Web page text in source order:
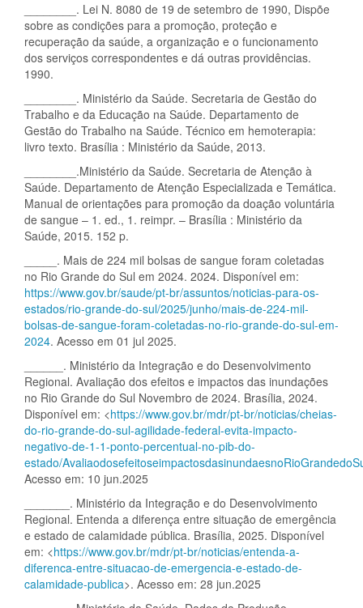
________. Lei N. 8080 de 19 de setembro de 1990, Dispõe
sobre as condições para a promoção, proteção e
recuperação da saúde, a organização e o funcionamento
dos serviços correspondentes e dá outras providências.
1990.
________. Ministério da Saúde. Secretaria de Gestão do
Trabalho e da Educação na Saúde. Departamento de
Gestão do Trabalho na Saúde. Técnico em hemoterapia:
livro texto. Brasília : Ministério da Saúde, 2013.
________.Ministério da Saúde. Secretaria de Atenção à
Saúde. Departamento de Atenção Especializada e Temática.
Manual de orientações para promoção da doação voluntária
de sangue – 1. ed., 1. reimpr. – Brasília : Ministério da
Saúde, 2015. 152 p.
_____. Mais de 224 mil bolsas de sangue foram coletadas
no Rio Grande do Sul em 2024. 2024. Disponível em:
https://www.gov.br/saude/pt-br/assuntos/noticias-para-os-
estados/rio-grande-do-sul/2025/junho/mais-de-224-mil-
bolsas-de-sangue-foram-coletadas-no-rio-grande-do-sul-em-
2024. Acesso em 01 jul 2025.
______. Ministério da Integração e do Desenvolvimento
Regional. Avaliação dos efeitos e impactos das inundações
no Rio Grande do Sul Novembro de 2024. Brasília, 2024.
Disponível em: <https://www.gov.br/mdr/pt-br/noticias/cheias-
do-rio-grande-do-sul-agilidade-federal-evita-impacto-
negativo-de-1-1-ponto-percentual-no-pib-do-
estado/
Acesso em: 10 jun.2025
_______. Ministério da Integração e do Desenvolvimento
Regional. Entenda a diferença entre situação de emergência
e estado de calamidade pública. Brasília, 2025. Disponível
em: <https://www.gov.br/mdr/pt-br/noticias/entenda-a-
diferenca-entre-situacao-de-emergencia-e-estado-de-
calamidade-publica>. Acesso em: 28 jun.2025